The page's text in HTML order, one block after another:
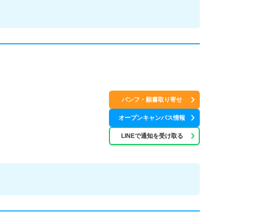
パンフ・願書取り寄せ
オープンキャンパス情報
LINEで通知を受け取る